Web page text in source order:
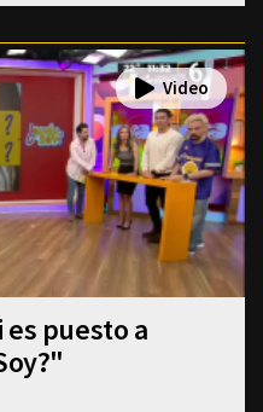
es puesto a